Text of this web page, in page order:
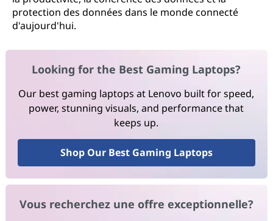
protection des données dans le monde connecté
d'aujourd'hui.
Looking for the Best Gaming Laptops?
Our best gaming laptops at Lenovo built for speed,
power, stunning visuals, and performance that
keeps up.
Shop Our Best Gaming Laptops
Vous recherchez une offre exceptionnelle?